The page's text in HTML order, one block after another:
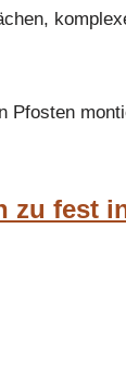
Pfosten
zu fest